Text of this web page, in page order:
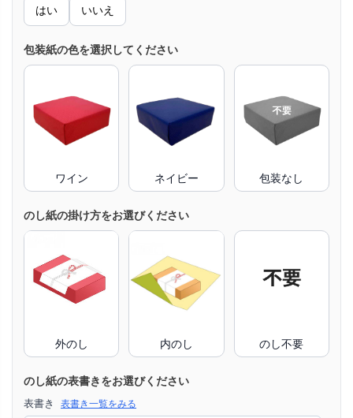
はい いいえ
包装紙の色を選択してください
ワイン ネイビー 包装なし
のし紙の掛け方をお選びください
外のし 内のし のし不要
のし紙の表書きをお選びください
表書き 表書き一覧をみる